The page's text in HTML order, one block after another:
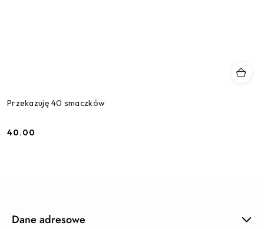
Przekazuję 40 smaczków
Cena:
40.00
Dane adresowe